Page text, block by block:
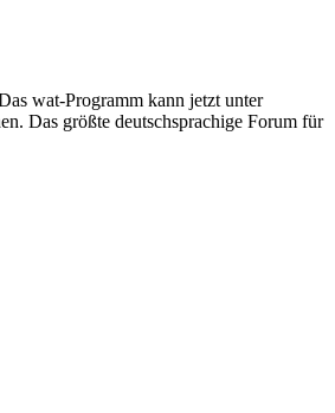
wat-Programm kann jetzt unter
Das größte deutschsprachige Forum für